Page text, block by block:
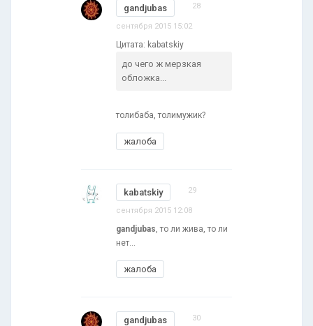
gandjubas 28
сентября 2015 15:02
Цитата: kabatskiy
до чего ж мерзкая
обложка...
толибаба, толимужик?
жалоба
kabatskiy 29
сентября 2015 12:08
gandjubas , то ли жива, то ли
нет...
жалоба
gandjubas 30